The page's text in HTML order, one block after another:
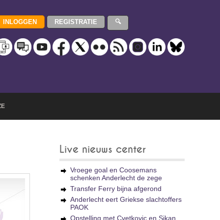
Live nieuws center
Vroege goal en Coosemans
schenken Anderlecht de zege
Transfer Ferry bijna afgerond
Anderlecht eert Griekse slachtoffers
PAOK
Opstelling met Cvetkovic en Sikan,